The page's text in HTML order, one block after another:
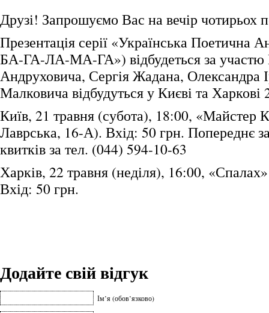
Друзі! Запрошуємо Вас на вечір чотирьох
Презентація серії «Українська Поетична
БА-ГА-ЛА-МА-ГА») відбудеться за
Андруховича, Сергія Жадана, Олександра
Малковича відбудуться у Києві та Харкові
Київ, 21 травня (субота), 18:00, «Майстер
Лаврська, 16-А). Вхід: 50 грн. Попереднє
квитків за тел. (044) 594-10-63
Харків, 22 травня (неділя), 16:00,
Вхід: 50 грн.
Додайте свій відгук
Ім’я (обов’язково)